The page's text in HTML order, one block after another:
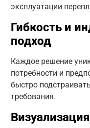
эксплуатации
Гибкость и
подход
Каждое решение
потребности и
быстро
требования.